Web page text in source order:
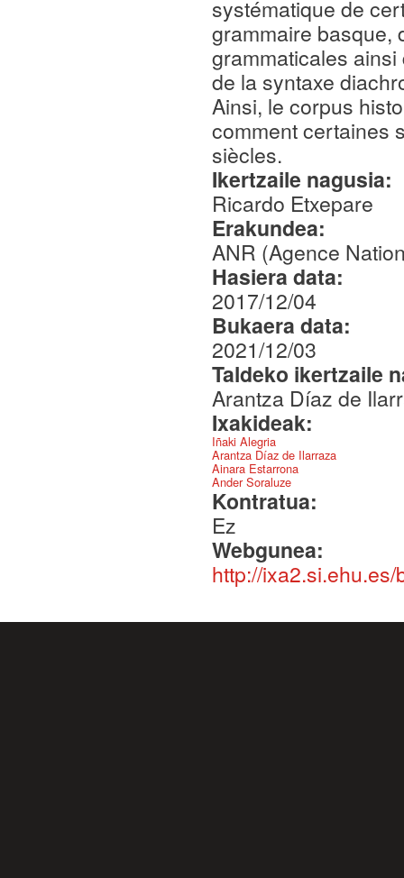
systématique de
grammaire basque,
grammaticales
de la syntaxe
Ainsi, le corpus
comment certaines
siècles.
Ikertzaile nagusia:
Ricardo Etxepare
Erakundea:
ANR (Agence
Hasiera data:
2017/12/04
Bukaera data:
2021/12/03
Taldeko ikertzaile
Arantza Díaz de
Ixakideak:
Iñaki Alegria
Arantza Díaz de Ilarraza
Ainara Estarrona
Ander Soraluze
Kontratua:
Ez
Webgunea:
http://ixa2.si.ehu.es/